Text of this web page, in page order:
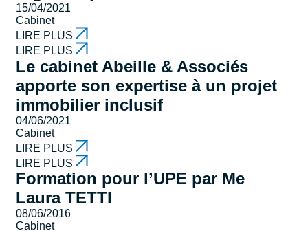
15/04/2021
Cabinet
LIRE PLUS
LIRE PLUS
Le cabinet Abeille & Associés
apporte son expertise à un projet
immobilier inclusif
04/06/2021
Cabinet
LIRE PLUS
LIRE PLUS
Formation pour l’UPE par Me
Laura TETTI
08/06/2016
Cabinet